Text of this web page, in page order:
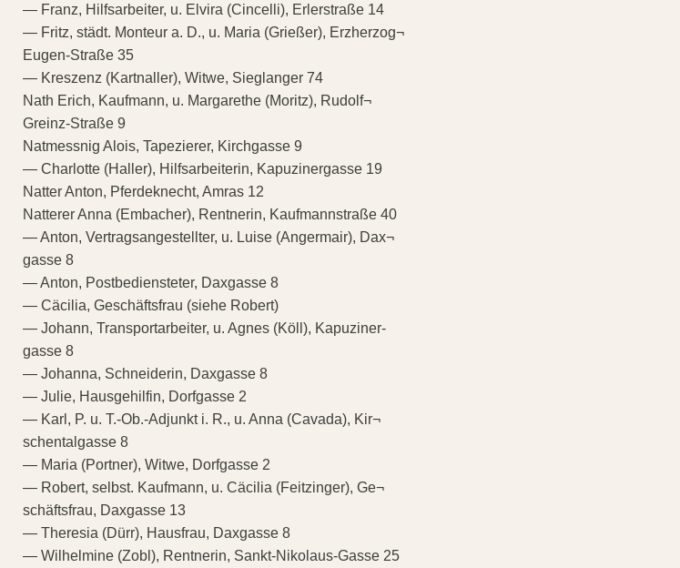
— Franz, Hilfsarbeiter, u. Elvira (Cincelli), Erlerstraße 14
— Fritz, städt. Monteur a. D., u. Maria (Grießer), Erzherzog¬
Eugen-Straße 35
— Kreszenz (Kartnaller), Witwe, Sieglanger 74
Nath Erich, Kaufmann, u. Margarethe (Moritz), Rudolf¬
Greinz-Straße 9
Natmessnig Alois, Tapezierer, Kirchgasse 9
— Charlotte (Haller), Hilfsarbeiterin, Kapuzinergasse 19
Natter Anton, Pferdeknecht, Amras 12
Natterer Anna (Embacher), Rentnerin, Kaufmannstraße 40
— Anton, Vertragsangestellter, u. Luise (Angermair), Dax¬
gasse 8
— Anton, Postbediensteter, Daxgasse 8
— Cäcilia, Geschäftsfrau (siehe Robert)
— Johann, Transportarbeiter, u. Agnes (Köll), Kapuziner-
gasse 8
— Johanna, Schneiderin, Daxgasse 8
— Julie, Hausgehilfin, Dorfgasse 2
— Karl, P. u. T.-Ob.-Adjunkt i. R., u. Anna (Cavada), Kir¬
schentalgasse 8
— Maria (Portner), Witwe, Dorfgasse 2
— Robert, selbst. Kaufmann, u. Cäcilia (Feitzinger), Ge¬
schäftsfrau, Daxgasse 13
— Theresia (Dürr), Hausfrau, Daxgasse 8
— Wilhelmine (Zobl), Rentnerin, Sankt-Nikolaus-Gasse 25